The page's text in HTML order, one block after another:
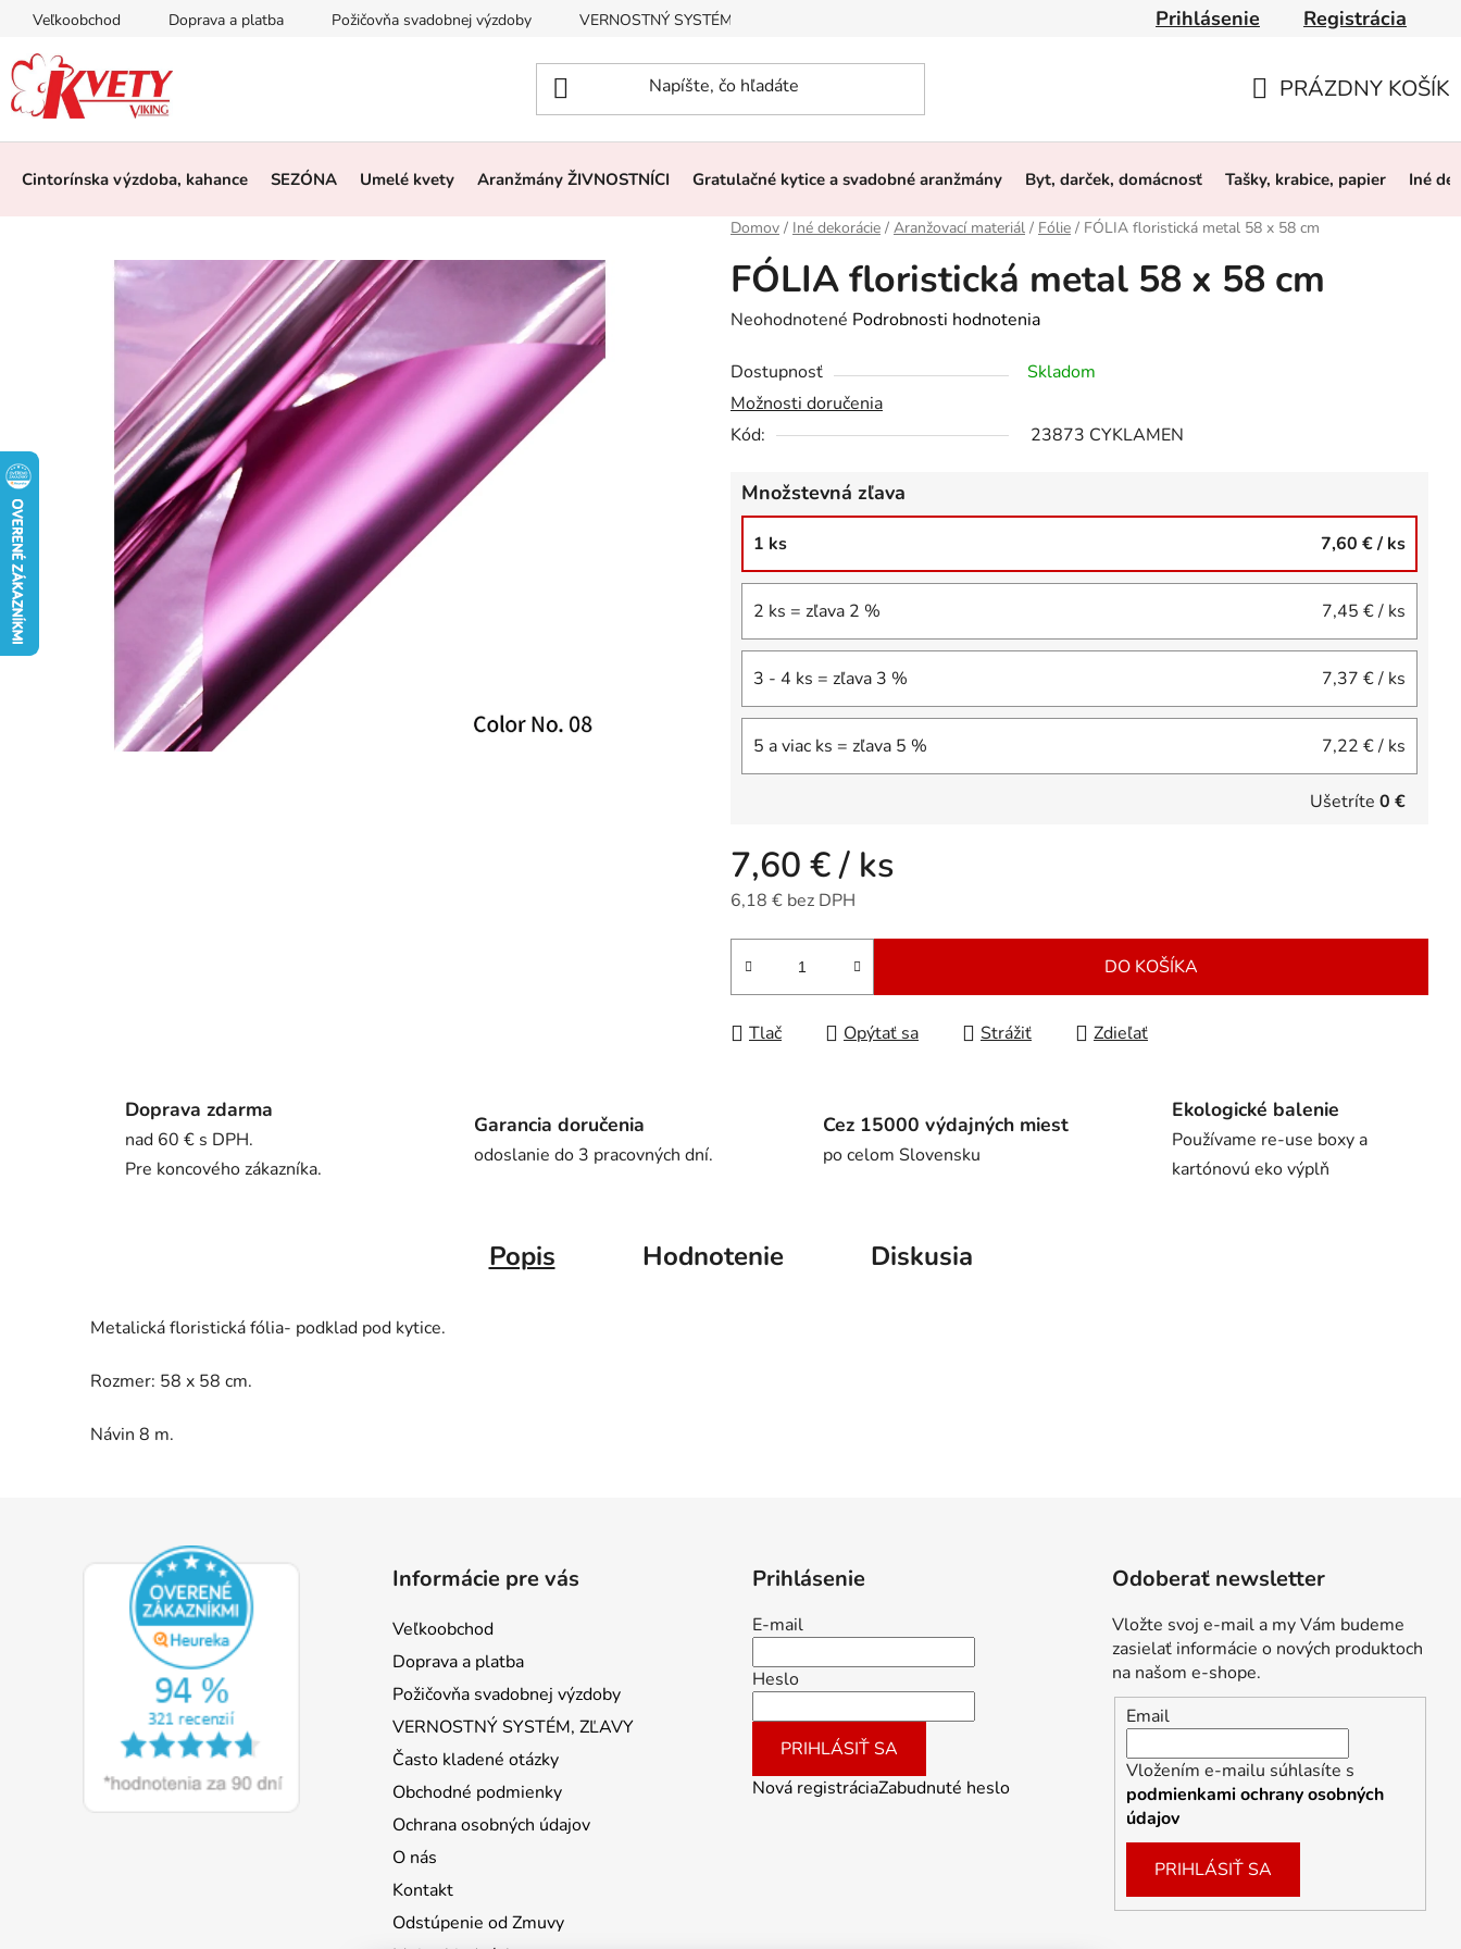
Prejsť
obsah
Veľkoobchod Doprava a platba Požičovňa svadobnej výzdoby VERNOSTNÝ SYSTÉM, ZĽAVY Obchodné podmienky Ochrana osobných údajov
Prihlásenie Registrácia
KOŠÍK
PRÁZDNY KOŠÍK
Cintorínska výzdoba, kahance SEZÓNA Umelé kvety Aranžmány ŽIVNOSTNÍCI Gratulačné kytice a svadobné aranžmány Byt, darček, domácnosť Tašky, krabice, papier Iné
Domov / Iné dekorácie / Aranžovací materiál / Fólie / FÓLIA floristická metal 58 x 58 cm
FÓLIA floristická metal 58 x 58 cm
Priemerné
produktu
je
0,0
hviezdičiek.
Neohodnotené Podrobnosti hodnotenia
Dostupnosť
Skladom
Možnosti doručenia
Kód:
23873 CYKLAMEN
Množstevná zľava
1 ks 7,60 €/ ks
2 ks = zľava 2 % 7,45 €/ ks
3 - 4 ks = zľava 3 % 7,37 €/ ks
5 a viac ks = zľava 5 % 7,22 €/ ks
Ušetríte 0 €
7,60 €/ ks
6,18 € bez DPH
Jednotková cena:
DO KOŠÍKA
Tlač Opýtať sa Strážiť Zdieľať
Doprava zdarma
nad 60 € s DPH.
Pre koncového zákazníka.
Garancia doručenia
odoslanie do 3 pracovných dní.
Cez 15000 výdajných miest
po celom Slovensku
Ekologické balenie
Používame re-use boxy a
kartónovú eko výplň
Popis Hodnotenie Diskusia
Metalická floristická fólia- podklad pod kytice.
Rozmer: 58 x 58 cm.
Návin 8 m.
Informácie pre vás
Veľkoobchod
Doprava a platba
Požičovňa svadobnej výzdoby
VERNOSTNÝ SYSTÉM, ZĽAVY
Často kladené otázky
Obchodné podmienky
Ochrana osobných údajov
O nás
Kontakt
Odstúpenie od Zmuvy
Prihlásenie
E-mail
Heslo
PRIHLÁSIŤ SA
Nová registráciaZabudnuté heslo
Odoberať newsletter
Vložte svoj e-mail a my Vám budeme
zasielať informácie o nových produktoch
na našom e-shope.
Email
Vložením e-mailu súhlasíte s
podmienkami ochrany osobných
údajov
PRIHLÁSIŤ SA